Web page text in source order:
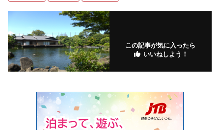
この記事が気に入ったら
いいねしよう！